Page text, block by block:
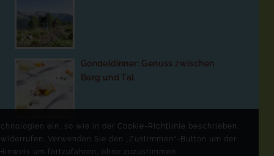
Gondeldinner: Genuss zwischen
Berg und Tal
ein, so wie in der Cookie-Richtlinie beschrieben.
Verwenden Sie den „Zustimmen“-Button um der
um fortzufahren, ohne zuzustimmen.